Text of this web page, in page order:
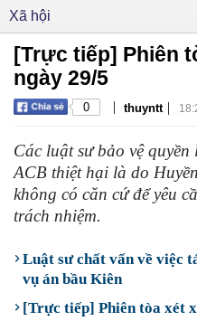
Xã hội
[Trực tiếp] Phiên
ngày 29/5
0 | thuyntt |
Các luật sư bảo vệ
ACB thiệt hại là do
không có căn cứ để yêu
trách nhiệm.
Luật sư chất vấn về việc
vụ án bầu Kiên
[Trực tiếp] Phiên tòa xét